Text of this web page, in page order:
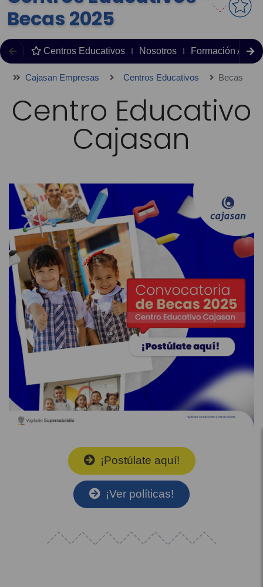
Becas 2025
Centros Educativos Nosotros Formación
Cajasan Empresas Centros Educativos Becas
Centro Educativo
Cajasan
¡Postúlate aquí!
¡Ver políticas!